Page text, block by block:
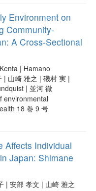
Environment on
Community-
A Cross-Sectional
| Hamano
| 山崎 雅之 | 磯村 実 |
| 並河 徹
environmental
18 巻 9 号
Affects Individual
Japan: Shimane
| 安部 孝文 | 山崎 雅之